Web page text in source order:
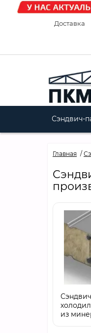
Доставка
Сэндвич-
Главная
из